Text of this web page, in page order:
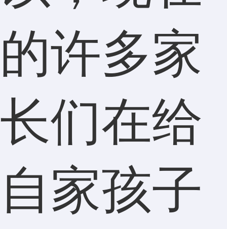
的许多家
长们在给
自家孩子